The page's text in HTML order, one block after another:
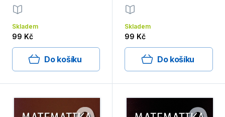
Skladem
99 Kč
Do košíku
Skladem
99 Kč
Do košíku